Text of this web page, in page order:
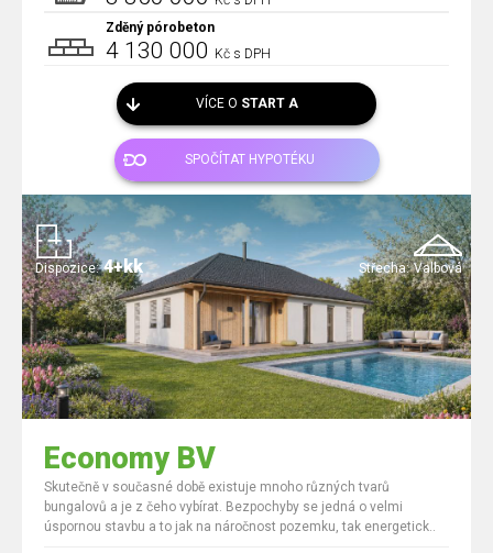
Zděný pórobeton
4 130 000 Kč s DPH
VÍCE O START A
SPOČÍTAT HYPOTÉKU
Střecha: Valbová
Dispozice: 4+kk
Economy BV
Skutečně v současné době existuje mnoho různých tvarů
bungalovů a je z čeho vybírat. Bezpochyby se jedná o velmi
úspornou stavbu a to jak na náročnost pozemku, tak energetick..